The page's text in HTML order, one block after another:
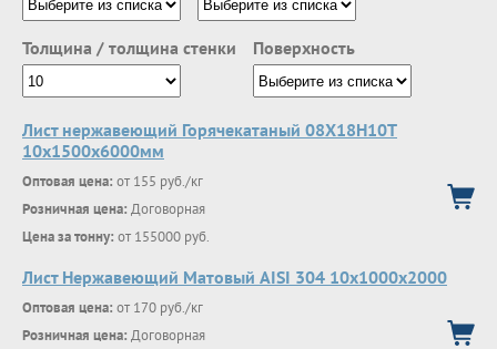
Толщина / толщина стенки Поверхность
Лист нержавеющий Горячекатаный 08Х18Н10Т
10x1500x6000мм
Оптовая цена: от 155 руб./кг
Розничная цена: Договорная
Цена за тонну: от 155000 руб.
Лист Нержавеющий Матовый AISI 304 10х1000х2000
Оптовая цена: от 170 руб./кг
Розничная цена: Договорная